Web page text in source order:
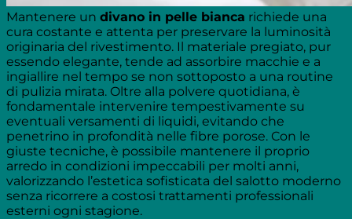
Mantenere un divano in pelle bianca richiede una
cura costante e attenta per preservare la luminosità
originaria del rivestimento. Il materiale pregiato, pur
essendo elegante, tende ad assorbire macchie e a
ingiallire nel tempo se non sottoposto a una routine
di pulizia mirata. Oltre alla polvere quotidiana, è
fondamentale intervenire tempestivamente su
eventuali versamenti di liquidi, evitando che
penetrino in profondità nelle fibre porose. Con le
giuste tecniche, è possibile mantenere il proprio
arredo in condizioni impeccabili per molti anni,
valorizzando l’estetica sofisticata del salotto moderno
senza ricorrere a costosi trattamenti professionali
esterni ogni stagione.